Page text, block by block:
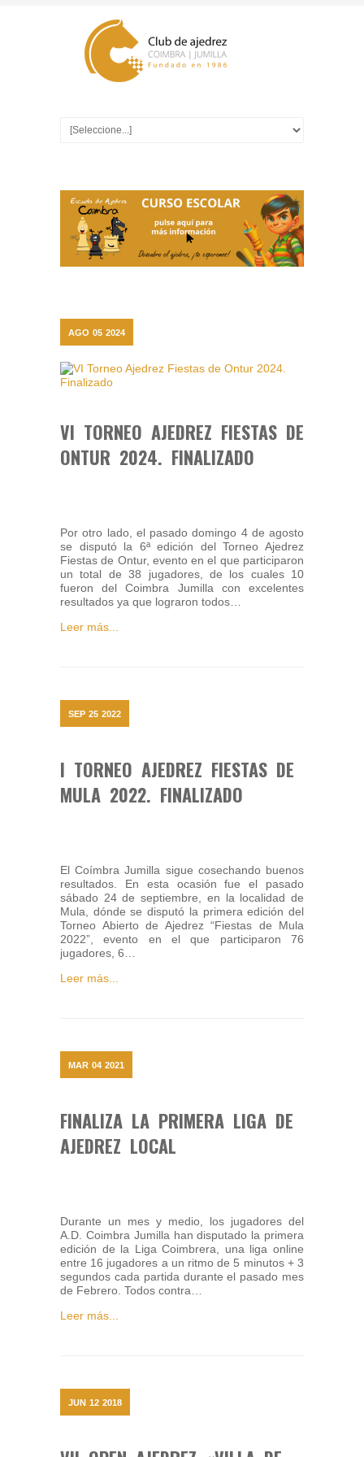
AGO 05 2024
VI TORNEO AJEDREZ FIESTAS DE
ONTUR 2024. FINALIZADO
Por otro lado, el pasado domingo 4 de agosto
se disputó la 6ª edición del Torneo Ajedrez
Fiestas de Ontur, evento en el que participaron
un total de 38 jugadores, de los cuales 10
fueron del Coimbra Jumilla con excelentes
resultados ya que lograron todos…
Leer más...
SEP 25 2022
I TORNEO AJEDREZ FIESTAS DE
MULA 2022. FINALIZADO
El Coímbra Jumilla sigue cosechando buenos
resultados. En esta ocasión fue el pasado
sábado 24 de septiembre, en la localidad de
Mula, dónde se disputó la primera edición del
Torneo Abierto de Ajedrez “Fiestas de Mula
2022”, evento en el que participaron 76
jugadores, 6…
Leer más...
MAR 04 2021
FINALIZA LA PRIMERA LIGA DE
AJEDREZ LOCAL
Durante un mes y medio, los jugadores del
A.D. Coimbra Jumilla han disputado la primera
edición de la Liga Coimbrera, una liga online
entre 16 jugadores a un ritmo de 5 minutos + 3
segundos cada partida durante el pasado mes
de Febrero. Todos contra…
Leer más...
JUN 12 2018